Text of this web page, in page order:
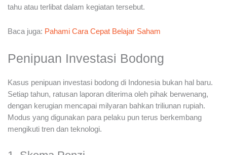
tahu atau terlibat dalam kegiatan tersebut.
Baca juga: Pahami Cara Cepat Belajar Saham
Penipuan Investasi Bodong
Kasus penipuan investasi bodong di Indonesia bukan hal baru.
Setiap tahun, ratusan laporan diterima oleh pihak berwenang,
dengan kerugian mencapai milyaran bahkan triliunan rupiah.
Modus yang digunakan para pelaku pun terus berkembang
mengikuti tren dan teknologi.